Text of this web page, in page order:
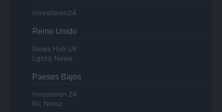
Investieren24
Reino Unido
News Hub UK
Lgbtq News
Paeses Bajos
Investeren 24
NL Newz